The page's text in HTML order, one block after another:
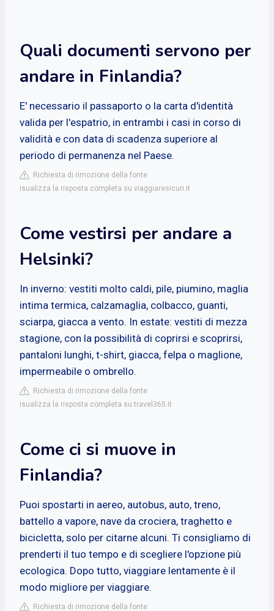
Quali documenti servono per
andare in Finlandia?
E' necessario il passaporto o la carta d'identità
valida per l'espatrio, in entrambi i casi in corso di
validità e con data di scadenza superiore al
periodo di permanenza nel Paese.
Richiesta di rimozione della fonte
isualizza la risposta completa su viaggiaresicuri.it
Come vestirsi per andare a
Helsinki?
In inverno: vestiti molto caldi, pile, piumino, maglia
intima termica, calzamaglia, colbacco, guanti,
sciarpa, giacca a vento. In estate: vestiti di mezza
stagione, con la possibilità di coprirsi e scoprirsi,
pantaloni lunghi, t-shirt, giacca, felpa o maglione,
impermeabile o ombrello.
Richiesta di rimozione della fonte
isualizza la risposta completa su travel365.it
Come ci si muove in
Finlandia?
Puoi spostarti in aereo, autobus, auto, treno,
battello a vapore, nave da crociera, traghetto e
bicicletta, solo per citarne alcuni. Ti consigliamo di
prenderti il tuo tempo e di scegliere l'opzione più
ecologica. Dopo tutto, viaggiare lentamente è il
modo migliore per viaggiare.
Richiesta di rimozione della fonte